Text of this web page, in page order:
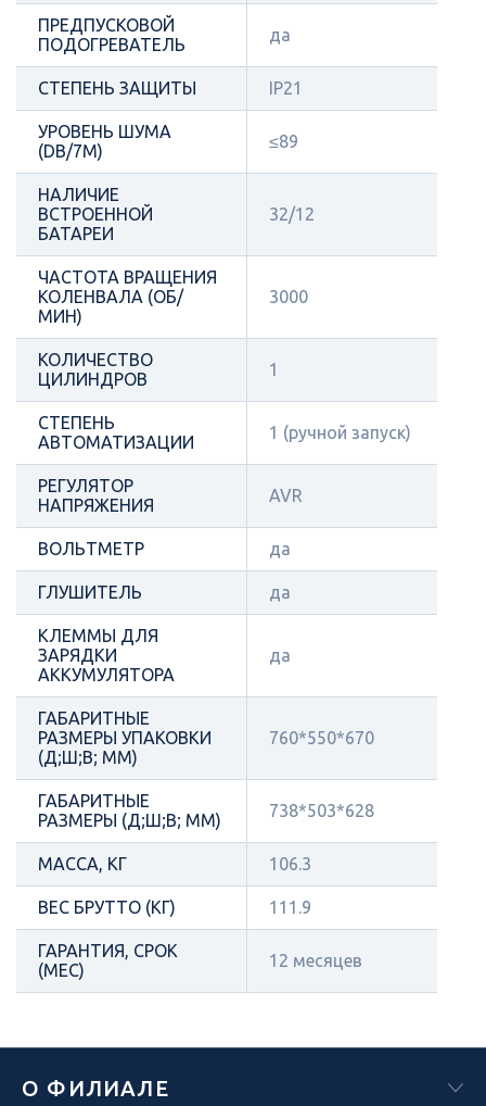
ПРЕДПУСКОВОЙ
ПОДОГРЕВАТЕЛЬ
да
СТЕПЕНЬ ЗАЩИТЫ IP21
УРОВЕНЬ ШУМА
(DB/7М)
≤89
НАЛИЧИЕ
ВСТРОЕННОЙ
БАТАРЕИ
32/12
ЧАСТОТА ВРАЩЕНИЯ
КОЛЕНВАЛА (ОБ/
МИН)
3000
КОЛИЧЕСТВО
ЦИЛИНДРОВ
1
СТЕПЕНЬ
АВТОМАТИЗАЦИИ
1 (ручной запуск)
РЕГУЛЯТОР
НАПРЯЖЕНИЯ
AVR
ВОЛЬТМЕТР да
ГЛУШИТЕЛЬ да
КЛЕММЫ ДЛЯ
ЗАРЯДКИ
АККУМУЛЯТОРА
да
ГАБАРИТНЫЕ
РАЗМЕРЫ УПАКОВКИ
(Д;Ш;В; ММ)
760*550*670
ГАБАРИТНЫЕ
РАЗМЕРЫ (Д;Ш;В; ММ)
738*503*628
МАССА, КГ 106.3
ВЕС БРУТТО (КГ) 111.9
ГАРАНТИЯ, СРОК
(МЕС)
12 месяцев
О ФИЛИАЛЕ